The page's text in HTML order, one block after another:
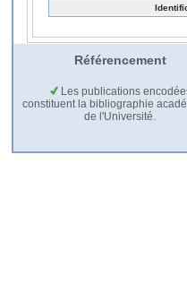
Référencement
Les publications
constituent la bibliographie
de l'Université.